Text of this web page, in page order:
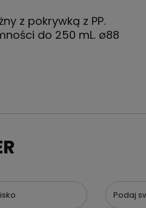
z pokrywką z PP.
do 250 mL. ø88
Podaj